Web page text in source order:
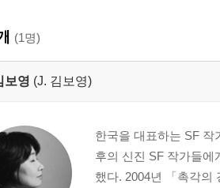
(1명)
보영 (J. 김보영)
한국을 대표하는 SF 작
후의 신진 SF 작가들에
했다. 2004년 「촉각의